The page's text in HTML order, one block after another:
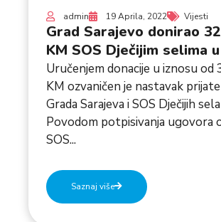
admin 19 Aprila, 2022 Vijesti
Grad Sarajevo donirao
KM SOS Dječijim selima
Uručenjem donacije u iznosu od
KM ozvaničen je nastavak
Grada Sarajeva i SOS Dječijih
Povodom potpisivanja ugovora
SOS...
Saznaj više